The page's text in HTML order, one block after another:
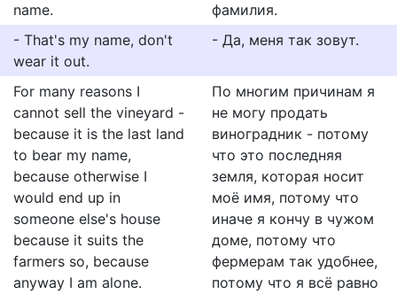
name.
фамилия.
- That's my name, don't
wear it out.
- Да, меня так зовут.
For many reasons I
cannot sell the vineyard -
because it is the last land
to bear my name,
because otherwise I
would end up in
someone else's house
because it suits the
farmers so, because
anyway I am alone.
По многим причинам я
не могу продать
виноградник - потому
что это последняя
земля, которая носит
моё имя, потому что
иначе я кончу в чужом
доме, потому что
фермерам так удобнее,
потому что я всё равно